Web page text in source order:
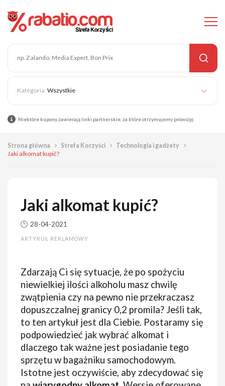
Wszystkie
Niektóre kupony zawierają linki partnerskie, za które otrzymujemy prowizję.
Strona główna Strefa Korzyści
Technologia i gadżety
Jaki alkomat kupić?
Jaki alkomat kupić?
28-04-2021
ARTYKUŁ REKLAMOWY
Zdarzają Ci się sytuacje, że po spożyciu
niewielkiej ilości alkoholu masz chwilę
zwątpienia czy na pewno nie przekraczasz
dopuszczalnej granicy 0,2 promila? Jeśli tak,
to ten artykuł jest dla Ciebie. Postaramy się
podpowiedzieć jak wybrać alkomat i
dlaczego tak ważne jest posiadanie tego
sprzętu w bagażniku samochodowym.
Istotne jest oczywiście, aby zdecydować się